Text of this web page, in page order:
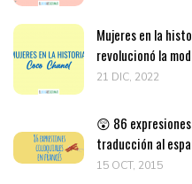
Mujeres en la
revolucionó la
21 DIC, 2022
😲 86
traducción al
15 OCT, 2015